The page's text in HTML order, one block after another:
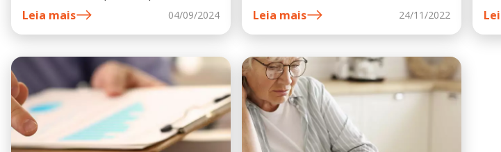
controlar suas finanças e pagar
menos juros.
Leia mais 04/09/2024
Leia mais
24/11/2022